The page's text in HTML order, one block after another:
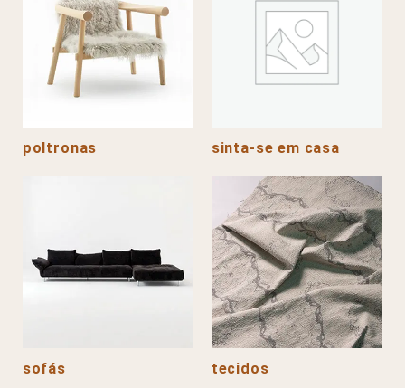
poltronas sinta-se em casa
sofás tecidos